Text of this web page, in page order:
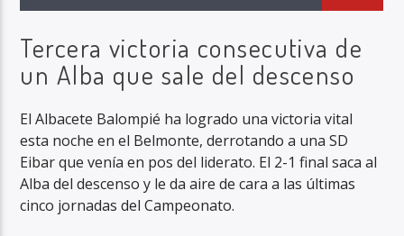
Radio Marca AB
Tercera victoria consecutiva de
un Alba que sale del descenso
El Albacete Balompié ha logrado una victoria vital
esta noche en el Belmonte, derrotando a una SD
Eibar que venía en pos del liderato. El 2-1 final saca al
Alba del descenso y le da aire de cara a las últimas
cinco jornadas del Campeonato.